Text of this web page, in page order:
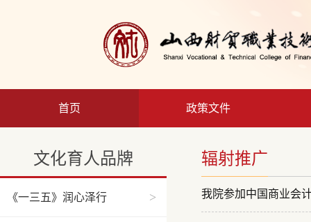
首页 政策文件
文化育人品牌
《一三五》润心泽行 >
辐射推广
我院参加中国商业会